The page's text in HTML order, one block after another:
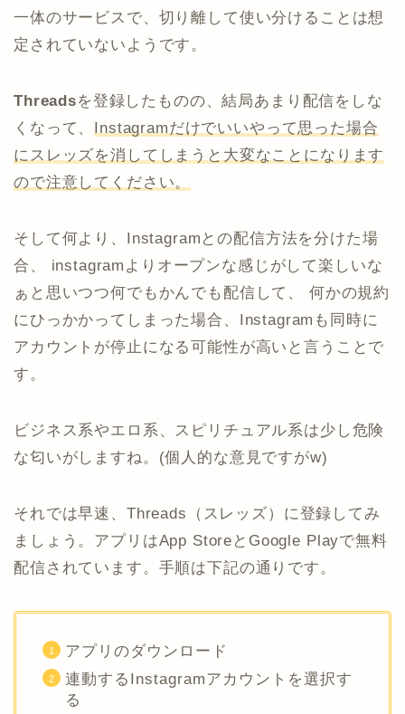
一体のサービスで、切り離して使い分けることは想
定されていないようです。
Threadsを登録したものの、結局あまり配信をしな
くなって、 Instagramだけでいいやって思った場合
にスレッズを消してしまうと大変なことになります
ので注意してください。
そして何より、Instagramとの配信方法を分けた場
合、 instagramよりオープンな感じがして楽しいな
ぁと思いつつ何でもかんでも配信して、 何かの規約
にひっかかってしまった場合、Instagramも同時に
アカウントが停止になる可能性が高いと言うことで
す。
ビジネス系やエロ系、スピリチュアル系は少し危険
な匂いがしますね。(個人的な意見ですがw)
それでは早速、Threads（スレッズ）に登録してみ
ましょう。アプリはApp StoreとGoogle Playで無料
配信されています。手順は下記の通りです。
アプリのダウンロード
連動するInstagramアカウントを選択す
る